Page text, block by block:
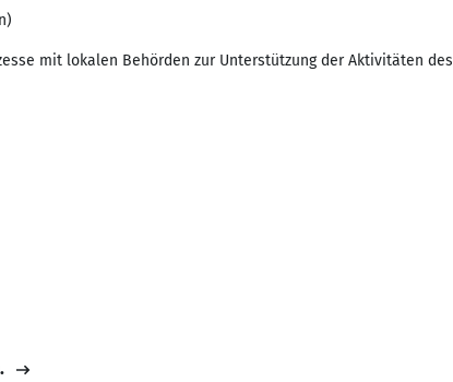
mit lokalen Behörden zur Unterstützung der Aktivitäten des